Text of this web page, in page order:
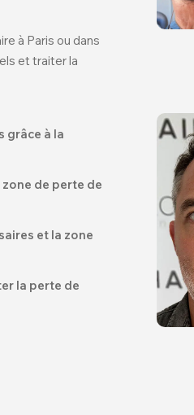
à Paris ou dans
et traiter la
grâce à la
de perte de
et la zone
la perte de